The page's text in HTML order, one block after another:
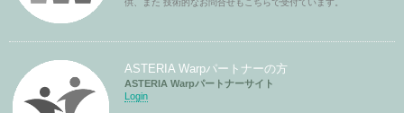
供、また 技術的なお問合せもこちらで受付ています。
ASTERIA Warpパートナーの方
ASTERIA Warpパートナーサイト
Login